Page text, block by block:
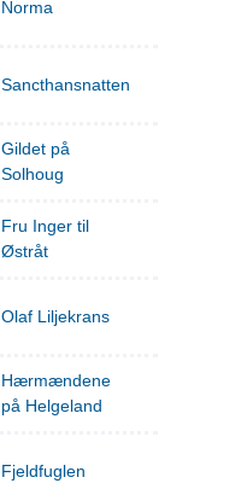
Norma
Sancthansnatten
Gildet på
Solhoug
Fru Inger til
Østråt
Olaf Liljekrans
Hærmændene
på Helgeland
Fjeldfuglen